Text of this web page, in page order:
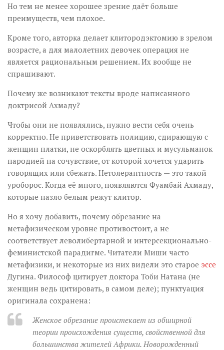
Но тем не менее хорошее зрение даёт больше
преимуществ, чем плохое.
Кроме того, авторка делает клитородэктомию в зрелом
возрасте, а для малолетних девочек операция не
является рациональным решением. Их вообще не
спрашивают.
Почему же возникают тексты вроде написанного
доктрисой Ахмаду?
Чтобы они не появлялись, нужно вести себя очень
корректно. Не приветствовать полицию, сдирающую с
женщин платки, не оскорблять цветных и мусульманок
пародией на сочувствие, от которой хочется ударить
говорящих или сбежать. Нетолерантность — это такой
уроборос. Когда её много, появляются Фуамбай Ахмаду,
которые назло белым режут клитор.
Но я хочу добавить, почему обрезание на
метафизическом уровне противостоит, а не
соответствует леволибертарной и интерсекционально-
феминистской парадигме. Читатели Миши часто
метафизики, и некоторые из них видели это старое эссе
Дугина. Философ цитирует доктора Тоби Натана (не
женщин ведь цитировать, в самом деле); пунктуация
оригинала сохранена:
Женское обрезание проистекает из обширной
теории происхождения существ, свойственной для
большинства жителей Африки. Новорожденный